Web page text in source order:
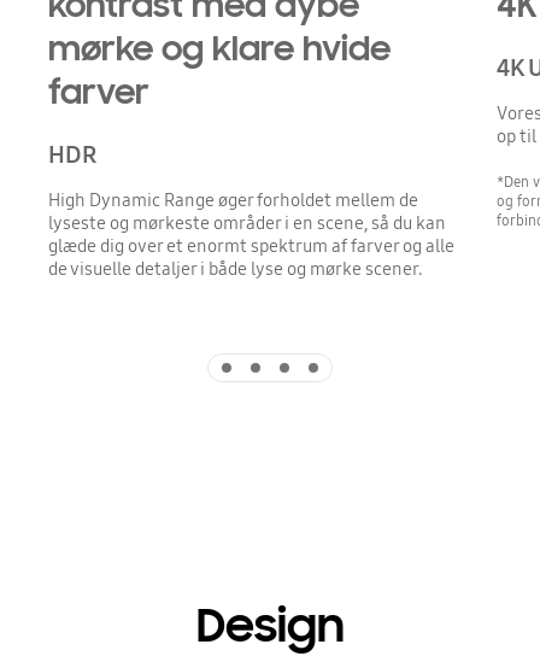
mørke og klare hvide
farver
HDR
High Dynamic Range øger forholdet mellem de
lyseste og mørkeste områder i en scene, så du kan
glæde dig over et enormt spektrum af farver og alle
de visuelle detaljer i både lyse og mørke scener.
4K
op til
*Den
og
Design